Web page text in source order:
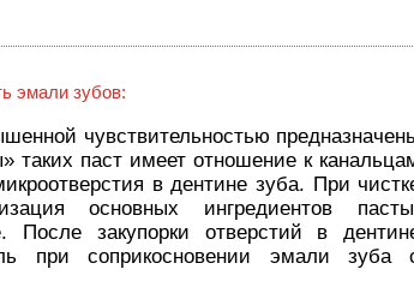
эмали зубов:
чувствительностью
паст имеет отношение к
в дентине зуба. При
основных ингредиентов
закупорки отверстий в
при соприкосновении эмали зуба